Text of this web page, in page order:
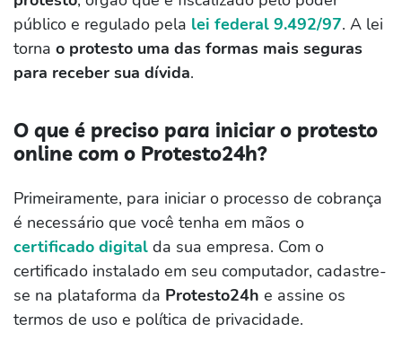
público e regulado pela lei federal 9.492/97. A lei
torna o protesto uma das formas mais seguras
para receber sua dívida.
O que é preciso para iniciar o protesto
online com o Protesto24h?
Primeiramente, para iniciar o processo de cobrança
é necessário que você tenha em mãos o
certificado digital da sua empresa. Com o
certificado instalado em seu computador, cadastre-
se na plataforma da Protesto24h e assine os
termos de uso e política de privacidade.